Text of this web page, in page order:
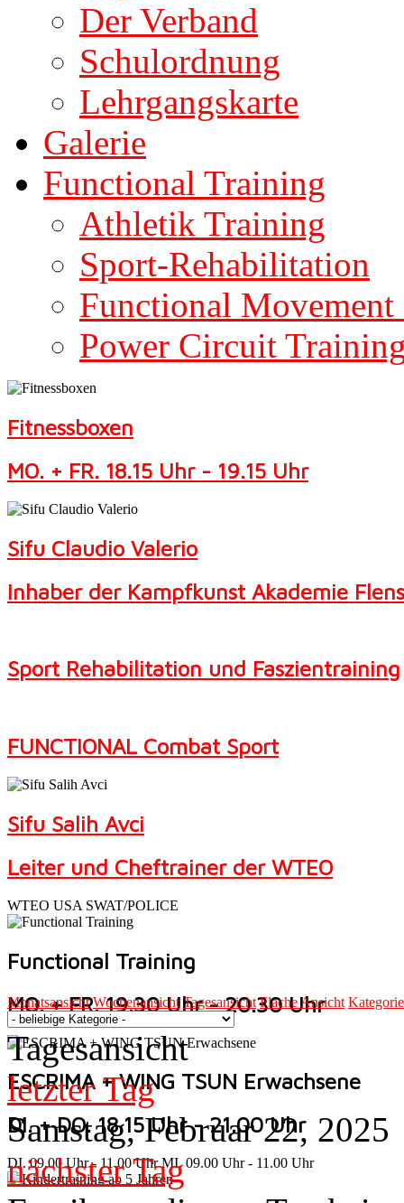
Der Verband
Schulordnung
Lehrgangskarte
Galerie
Functional Training
Athletik Training
Sport-Rehabilitation
Functional Movement
Power Circuit
Fitnessboxen
MO. + FR. 18.15 Uhr - 19.15 Uhr
Sifu Claudio Valerio
Inhaber der Kampfkunst Akademie
Sport Rehabilitation und Faszientraining
FUNCTIONAL Combat Sport
Sifu Salih Avci
Leiter und Cheftrainer der WTEO
WTEO USA SWAT/POLICE
Functional Training
MO. + FR. 19.30 Uhr - 20.30 Uhr
ESCRIMA + WING TSUN Erwachsene
DI. + DO. 18.15 Uhr - 21.00 Uhr
DI. 09.00 Uhr - 11.00 Uhr MI. 09.00 Uhr - 11.00 Uhr
Monatsansicht Wochenansicht Tagesansicht Flache Ansicht
Tagesansicht
letzter Tag
Samstag, Februar 22, 2025
nächster Tag